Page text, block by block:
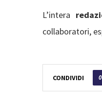
L’intera
collaboratori,
CONDIVIDI 0